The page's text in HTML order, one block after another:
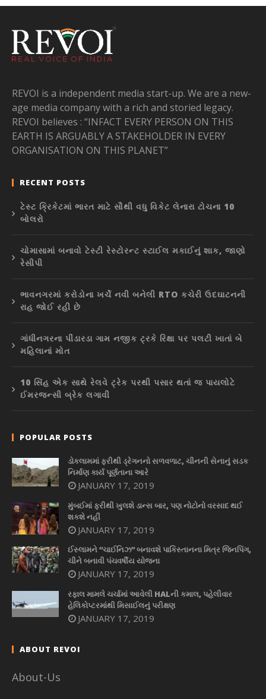
REVOI is a independent media start-up. We are a new-
age media company with a rich and storied legacy.
REVOI believes : “INFACT EVERY PERSON ON THIS
EARTH IS ARGUABLY A STAKEHOLDER IN EVERY
ORGANISATION ON THIS PLANET”
RECENT POSTS
ટેસ્ટ ક્રિકેટમાં ભારત માટે સૌથી વધુ વિકેટ લેનારા ટોચના 10
બોલરો
ચોમાસામાં બનાવો ટેસ્ટી રેસ્ટોરન્ટ સ્ટાઈલ મકાઈનું શાક, જાણો
રેસીપી
ભાવનગરમાં કરોડોના ખર્ચે નવી બનેલી RTO કચેરી ઉદઘાટનની
રાહ જોઈ રહી છે
ગાંધીનગરના પીંડારડા ગામ નજીક ટ્રકે રિક્ષા પર પલટી ખાતાં બે
મહિલાનાં મોત
10 સિંહ એક સાથે રેલવે ટ્રેક પરથી પસાર થતાં જ પાયલોટે
ઈમરજન્સી બ્રેક લગાવી
POPULAR POSTS
ડોકલામમાં ફરીથી ડ્રેગનનો સળવળાટ, ચીનની સેનાનું સડક
નિર્માણ કાર્ય પૂર્ણતાના આરે
JANUARY 17, 2019
મુંબઈમાં ફરીથી ખુલશે ડાન્સ બાર, પણ નોટોનો વરસાદ થઈ
શકશે નહીં
JANUARY 17, 2019
ઈસ્લામને “ચાઈનિઝ” બનાવશે પાકિસ્તાનના મિત્ર જિનપિંગ,
ચીને બનાવી પંચવર્ષીય યોજના
JANUARY 17, 2019
રફાલ મામલે ચર્ચામાં આવેલી HALની કમાલ, પહેલીવાર
હેલિકોપ્ટરમાંથી મિસાઈલનું પરીક્ષણ
JANUARY 17, 2019
ABOUT REVOI
About-Us